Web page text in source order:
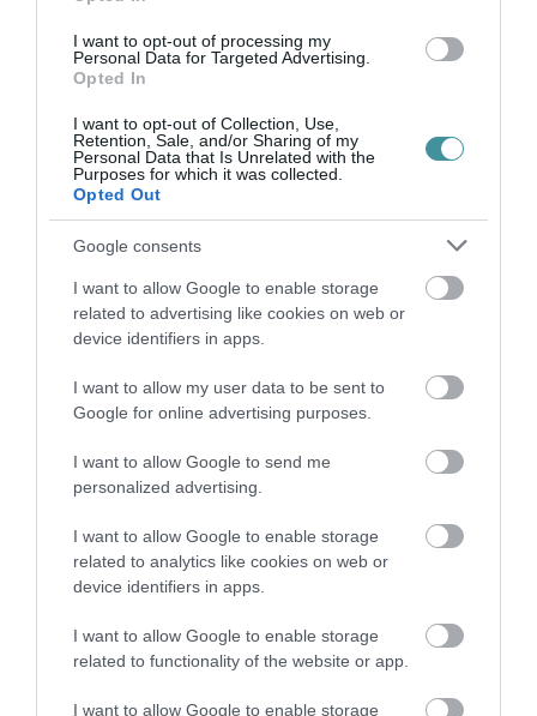
I want to opt-out of processing my
Personal Data for Targeted Advertising.
Opted In
I want to opt-out of Collection, Use,
Retention, Sale, and/or Sharing of my
Personal Data that Is Unrelated with the
Purposes for which it was collected.
Opted Out
Google consents
I want to allow Google to enable storage
related to advertising like cookies on web or
device identifiers in apps.
I want to allow my user data to be sent to
Google for online advertising purposes.
I want to allow Google to send me
personalized advertising.
I want to allow Google to enable storage
related to analytics like cookies on web or
device identifiers in apps.
I want to allow Google to enable storage
related to functionality of the website or app.
I want to allow Google to enable storage
Legfrissebb híreink
35 PERCES TANÓRÁK ÉS KEVESEBB HÁZI
FELADAT JÖHET AZ ALSÓ ...
2026. augusztus 08|Mindenki ügye
BAKA ANDRÁST JELÖLI KÖZTÁRSASÁGI
ELNÖKNEK A TISZA
TELJES SZAKÍTÁS JÖN A...
2026. augusztus 08|Mindenki ügye
TATA ELBŰVÖLŐ LÁTVÁNYOSSÁGAI,